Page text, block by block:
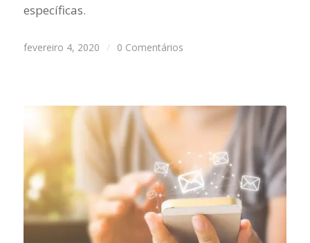
específicas.
fevereiro 4, 2020 / 0 Comentários